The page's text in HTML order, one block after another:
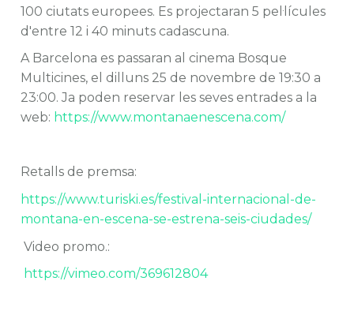
100 ciutats europees. Es projectaran 5 pel·lícules
d'entre 12 i 40 minuts cadascuna.
A Barcelona es passaran al cinema Bosque
Multicines, el dilluns 25 de novembre de 19:30 a
23:00. Ja poden reservar les seves entrades a la
web: https://www.montanaenescena.com/
Retalls de premsa:
https://www.turiski.es/festival-internacional-de-
montana-en-escena-se-estrena-seis-ciudades/
Video promo.:
https://vimeo.com/369612804